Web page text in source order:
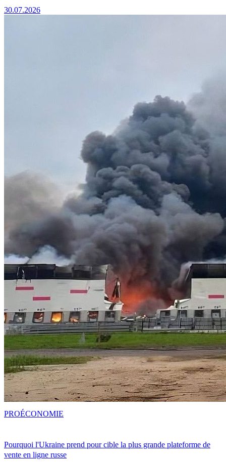
30.07.2026
Pourquoi l'Ukraine prend pour cible la plus grande plateforme de
vente en ligne russe
PROÉCONOMIE